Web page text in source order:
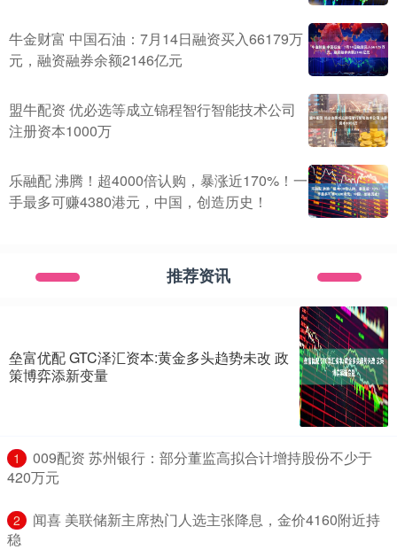
牛金财富 中国石油：7月14日融资买入66179万
元，融资融券余额2146亿元
盟牛配资 优必选等成立锦程智行智能技术公司
注册资本1000万
乐融配 沸腾！超4000倍认购，暴涨近170%！一
手最多可赚4380港元，中国，创造历史！
推荐资讯
垒富优配 GTC泽汇资本:黄金多头趋势未改 政
策博弈添新变量
1
​009配资 苏州银行：部分董监高拟合计增持股份不少于
420万元
2
​闻喜 美联储新主席热门人选主张降息，金价4160附近持
稳